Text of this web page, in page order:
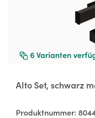
6 Varianten
Alto Set, schwarz
Produktnummer: